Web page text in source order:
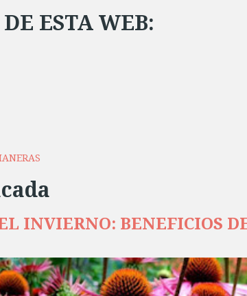
ESTA WEB:
INVIERNO: BENEFICIOS